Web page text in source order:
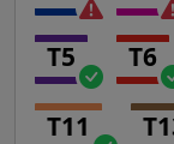
T5 T6
T11